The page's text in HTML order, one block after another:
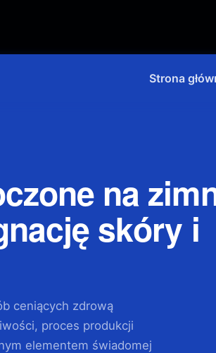
Strona
na
skóry i
ceniących zdrową
proces produkcji
elementem świadomej